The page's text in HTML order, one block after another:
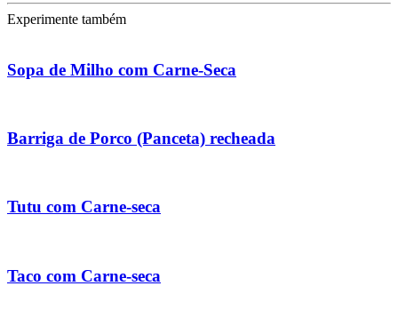
Experimente também
Sopa de Milho com Carne-Seca
Barriga de Porco (Panceta) recheada
Tutu com Carne-seca
Taco com Carne-seca